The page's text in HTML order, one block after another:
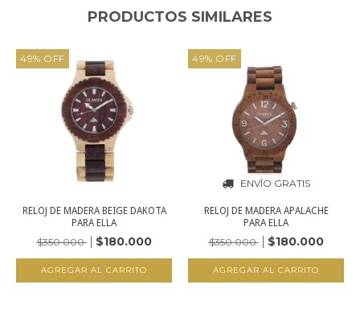
PRODUCTOS SIMILARES
49% OFF
RELOJ DE MADERA BEIGE DAKOTA
PARA ELLA
$350.000 $180.000
49% OFF
ENVÍO GRATIS
RELOJ DE MADERA APALACHE
PARA ELLA
$350.000 $180.000